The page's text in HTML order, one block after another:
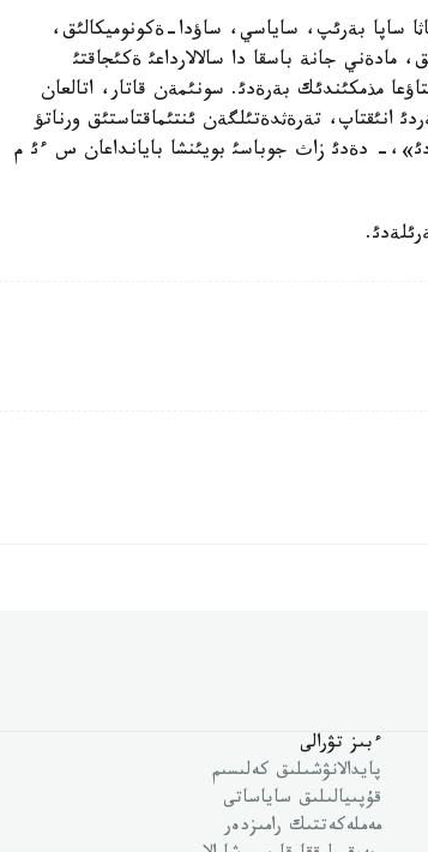
ساپا بةرئپ، ساياسي، ساؤدا-ةكونوميكالئق،
مادةني جانة باسقا دا سالالارداعئ ةكئجاقتئ
مذمكئندئك بةرةدئ. سونئمةن قاتار، اتالعان
انئقتاپ، تةرةثدةتئلگةن ئنتئماقتاستئق ورناتؤ
دةدئ زاث جوباسئ بويئنشا بايانداعان س ءئ م
ءبىز تۋرالى
پايدالانۋشىلىق كەلىسىم
قۇپىيالىلىق ساياساتى
مەملەكەتتىك رامىزدەر